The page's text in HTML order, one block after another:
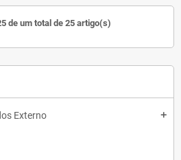
Externo add
de um total de 25 artigo(s)